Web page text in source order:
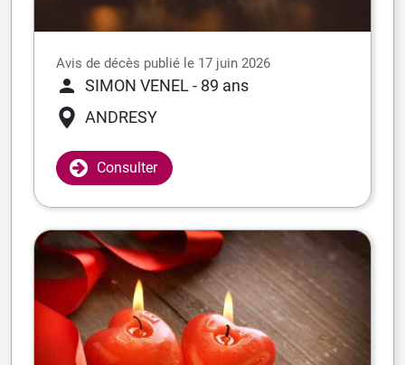
Avis de décès publié le 17 juin 2026
SIMON VENEL- 89 ans
ANDRESY
Consulter